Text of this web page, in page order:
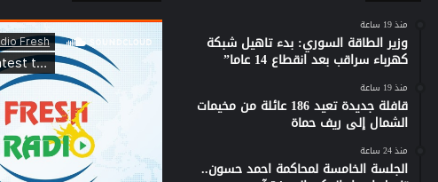
منذ 19 ساعة
وزير الطاقة السوري: بدء تاهيل شبكة
كهرباء سراقب بعد انقطاع 14 عاما”
منذ 19 ساعة
قافلة جديدة تعيد 186 عائلة من مخيمات
الشمال إلى ريف حماة
منذ 24 ساعة
الجلسة الخامسة لمحاكمة احمد حسون..